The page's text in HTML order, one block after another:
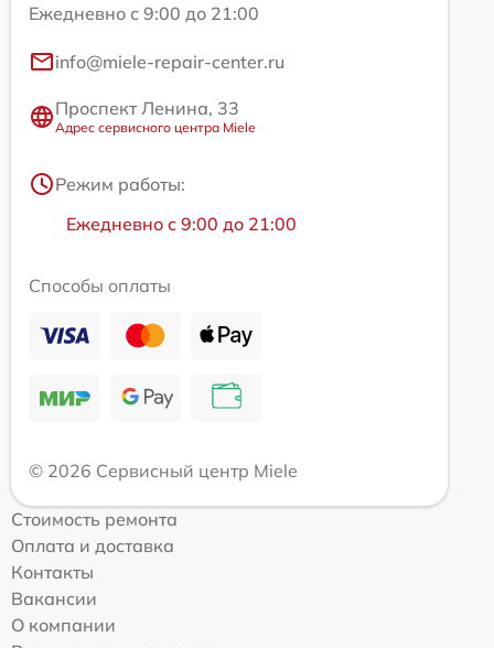
Ежедневно с 9:00 до 21:00
info@miele-repair-center.ru
Проспект Ленина, 33
Адрес сервисного центра Miele
Режим работы:
Ежедневно с 9:00 до 21:00
Способы оплаты
© 2026 Сервисный центр Miele
Стоимость ремонта
Оплата и доставка
Контакты
Вакансии
О компании